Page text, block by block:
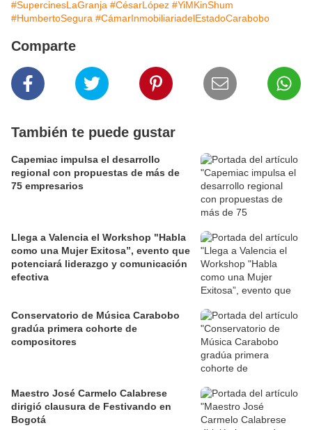
#SupercinesLaGranja #CésarLópez #YiMKinShum
#HumbertoSegura #CámarInmobiliariadelEstadoCarabobo
Comparte
También te puede gustar
Capemiac impulsa el desarrollo
regional con propuestas de más de
75 empresarios
Llega a Valencia el Workshop "Habla
como una Mujer Exitosa”, evento que
potenciará liderazgo y comunicación
efectiva
Conservatorio de Música Carabobo
gradúa primera cohorte de
compositores
Maestro José Carmelo Calabrese
dirigió clausura de Festivando en
Bogotá